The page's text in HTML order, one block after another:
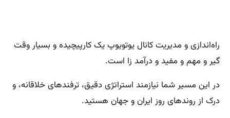
راه‌اندازی و مدیریت کانال یوتویوپ یک کارپیچیده و بسیار وقت
گیر و مهم و مفید و درآمد زا است.
در این مسیر شما نیازمند استراتژی دقیق، ترفندهای خلاقانه، و
درک از روندهای روز ایران و جهان هستید.